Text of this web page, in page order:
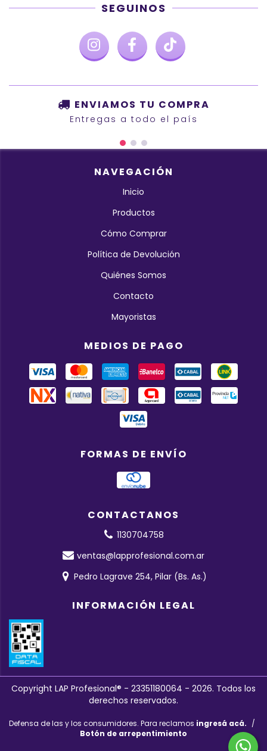
SEGUINOS
ENVIAMOS TU COMPRA
Entregas a todo el país
NAVEGACIÓN
Inicio
Productos
Cómo Comprar
Política de Devolución
Quiénes Somos
Contacto
Mayoristas
MEDIOS DE PAGO
FORMAS DE ENVÍO
CONTACTANOS
1130704758
ventas@lapprofesional.com.ar
Pedro Lagrave 254, Pilar (Bs. As.)
INFORMACIÓN LEGAL
Copyright LAP Profesional® - 23351180064 - 2026. Todos los
derechos reservados.
Defensa de las y los consumidores. Para reclamos ingresá acá. /
Botón de arrepentimiento